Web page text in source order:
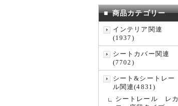
■ 商品カテゴリー
インテリア関連
(1937)
シートカバー関連
(7702)
シート&シートレー
ル関連(4831)
シートレール レカ